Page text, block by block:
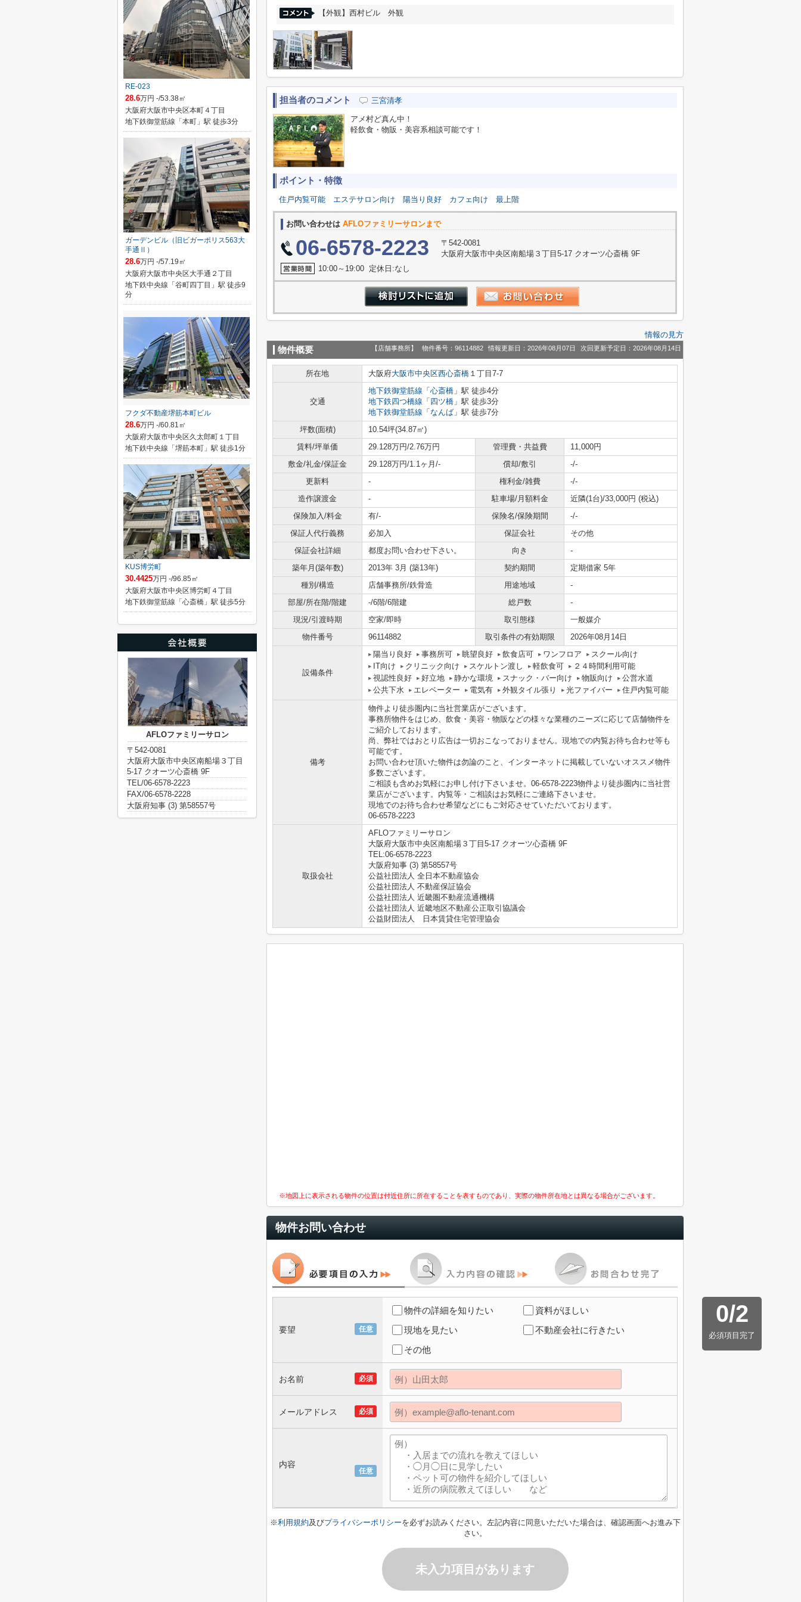
【外観】西村ビル 外観
担当者のコメント 三宮清孝
アメ村ど真ん中！
軽飲食・物販・美容系相談可能です！
ポイント・特徴
住戸内覧可能 エステサロン向け 陽当り良好 カフェ向け 最上階
お問い合わせは AFLOファミリーサロンまで
06-6578-2223
〒542-0081
大阪府大阪市中央区南船場３丁目5-17 クオーツ心斎橋 9F
10:00～19:00 定休日:なし
情報の見方
物件概要 【店舗事務所】 物件番号：96114882 情報更新日：2026年08月07日 次回更新予定日：2026年08月14日
所在地 大阪府大阪市中央区西心斎橋 １丁目7-7
交通
地下鉄御堂筋線 「 心斎橋 」駅 徒歩4分
地下鉄四つ橋線 「 四ツ橋 」駅 徒歩3分
地下鉄御堂筋線 「 なんば 」駅 徒歩7分
坪数(面積)
10.54坪(34.87㎡)
賃料/坪単価
29.128万円/2.76万円 管理費・共益費
11,000円
敷金/礼金/保証金
29.128万円/1.1ヶ月/- 償却/敷引
-/-
更新料
- 権利金/雑費
-/-
造作譲渡金
- 駐車場/月額料金
近隣(1台)/33,000円 (税込)
保険加入/料金
有/- 保険名/保険期間
-/-
保証人代行義務
必加入 保証会社
その他
保証会社詳細
都度お問い合わせ下さい。 向き
-
築年月(築年数)
2013年 3月 (築13年) 契約期間
定期借家 5年
種別/構造
店舗事務所/鉄骨造 用途地域
-
部屋/所在階/階建
-/6階/6階建 総戸数
-
現況/引渡時期
空家/即時 取引態様
一般媒介
物件番号
96114882 取引条件の有効期限 2026年08月14日
設備条件
陽当り良好 事務所可 眺望良好 飲食店可 ワンフロア
スクール向け
IT向け
クリニック向け スケルトン渡し 軽飲食可
２４時間利用可能
視認性良好
好立地 静かな環境 スナック・バー向け 物販向け
公営水道
公共下水
エレベーター 電気有 外観タイル張り 光ファイバー 住戸内覧可能
備考
物件より徒歩圏内に当社営業店がございます。
事務所物件をはじめ、飲食・美容・物販などの様々な業種のニーズに応じて店舗物件を
ご紹介しております。
尚、弊社ではおとり広告は一切おこなっておりません。現地での内覧お待ち合わせ等も
可能です。
お問い合わせ頂いた物件は勿論のこと、インターネットに掲載していないオススメ物件
多数ございます。
ご相談も含めお気軽にお申し付け下さいませ。06-6578-2223物件より徒歩圏内に当社営
業店がございます。内覧等・ご相談はお気軽にご連絡下さいませ。
現地でのお待ち合わせ希望などにもご対応させていただいております。
06-6578-2223
取扱会社
AFLOファミリーサロン
大阪府大阪市中央区南船場３丁目5-17 クオーツ心斎橋 9F
TEL:06-6578-2223
大阪府知事 (3) 第58557号
公益社団法人 全日本不動産協会
公益社団法人 不動産保証協会
公益社団法人 近畿圏不動産流通機構
公益社団法人 近畿地区不動産公正取引協議会
公益財団法人 日本賃貸住宅管理協会
※地図上に表示される物件の位置は付近住所に所在することを表すものであり、実際の物件所在地とは異なる場合がございます。
物件お問い合わせ
0/2
必須項目完了
任意
要望
物件の詳細を知りたい
資料がほしい
現地を見たい
不動産会社に行きたい
その他
必須
お名前
必須
メールアドレス
任意
内容
※利用規約及びプライバシーポリシーを必ずお読みください。左記内容に同意いただいた場合は、確認画面へお進み下
さい。
未入力項目があります
RE-023
28.6万円 -/53.38㎡
大阪府大阪市中央区本町４丁目
地下鉄御堂筋線「本町」駅 徒歩3分
ガーデンビル（旧ビガーポリス563大
手通Ⅱ）
28.6万円 -/57.19㎡
大阪府大阪市中央区大手通２丁目
地下鉄中央線「谷町四丁目」駅 徒歩9
分
フクダ不動産堺筋本町ビル
28.6万円 -/60.81㎡
大阪府大阪市中央区久太郎町１丁目
地下鉄中央線「堺筋本町」駅 徒歩1分
KUS博労町
30.4425万円 -/96.85㎡
大阪府大阪市中央区博労町４丁目
地下鉄御堂筋線「心斎橋」駅 徒歩5分
AFLOファミリーサロン
〒542-0081
大阪府大阪市中央区南船場３丁目
5-17 クオーツ心斎橋 9F
TEL/06-6578-2223
FAX/06-6578-2228
大阪府知事 (3) 第58557号